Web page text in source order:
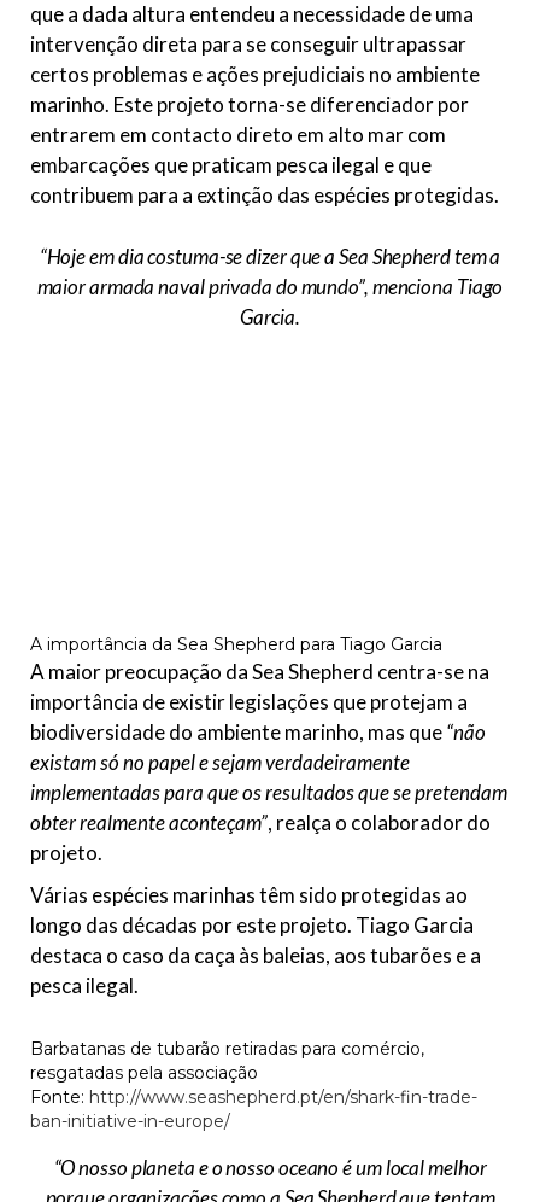
que a dada altura entendeu a necessidade de uma
intervenção direta para se conseguir ultrapassar
certos problemas e ações prejudiciais no ambiente
marinho. Este projeto torna-se diferenciador por
entrarem em contacto direto em alto mar com
embarcações que praticam pesca ilegal e que
contribuem para a extinção das espécies protegidas.
“Hoje em dia costuma-se dizer que a Sea Shepherd tem a
maior armada naval privada do mundo”,menciona Tiago
Garcia.
A importância da Sea Shepherd para Tiago Garcia
A maior preocupação da Sea Shepherd centra-se na
importância de existir legislações que protejam a
biodiversidade do ambiente marinho, mas que“não
existam só no papel e sejam verdadeiramente
implementadas para que os resultados que se pretendam
obter realmente aconteçam”, realça o colaborador do
projeto.
Várias espécies marinhas têm sido protegidas ao
longo das décadas por este projeto. Tiago Garcia
destaca o caso da caça às baleias, aos tubarões e a
pesca ilegal.
Barbatanas de tubarão retiradas para comércio,
resgatadas pela associação
Fonte: http://www.seashepherd.pt/en/shark-fin-trade-
ban-initiative-in-europe/
“O nosso planeta e o nosso oceano é um local melhor